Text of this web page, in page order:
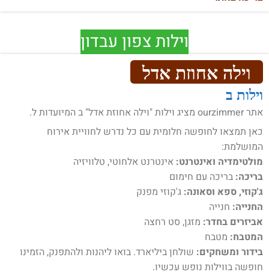
וילות צפון עבדון
וילה אחוזת אדל
וילות ב
אתר ourzimmer מציג וילות "וילה אחוזת אדל" ב המיועדות ל.
כאן תמצאו לחופשה חלומית עם כל נדרש לחוויית אירוח
המושלמת:
מולטימדיה ואינטרנט: אינטרנט אלחוטי, טלוויזיה
בריכה: בריכה עם חימום
ג'קוזי, ספא וסאונה: ג'קוזי מפנק
החנייה: חנייה
אביזרים בחדר: מזגן, סט רחצה
המטבח: מטבח
בידור ומשחקים: שולחן ביליארד. בואו ליהנות ולהתפנק, הזמינו
חופשה בווילות נופש עכשיו.